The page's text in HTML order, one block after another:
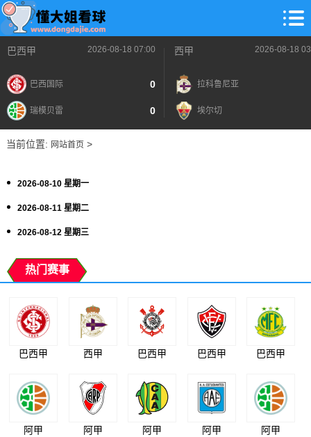
巴西甲 2026-08-18 07:00
巴西国际 0
瑞模贝雷 0
西甲 2026-08-18
拉科鲁尼亚
埃尔切
当前位置: 网站首页>
2026-08-10 星期一
2026-08-11 星期二
2026-08-12 星期三
热门赛事
巴西甲 西甲 巴西甲 巴西甲 巴西甲
阿甲 阿甲 阿甲 阿甲 阿甲